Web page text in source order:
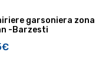
garsoniera zona
-Barzesti